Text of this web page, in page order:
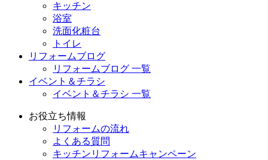
キッチン
浴室
洗面化粧台
トイレ
リフォームブログ
リフォームブログ 一覧
イベント＆チラシ
イベント＆チラシ 一覧
お役立ち情報
リフォームの流れ
よくある質問
キッチンリフォームキャンペーン